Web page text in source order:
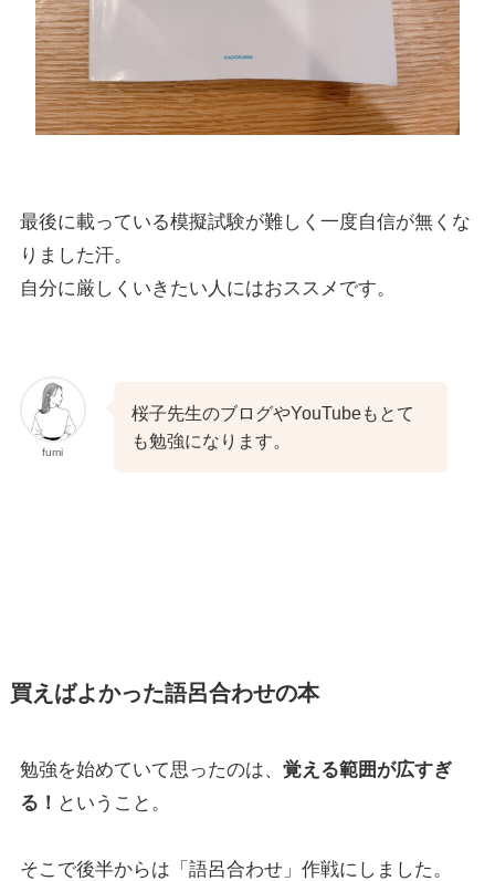
最後に載っている模擬試験が難しく一度自信が無くな
りました汗。
自分に厳しくいきたい人にはおススメです。
fumi
桜子先生のブログやYouTubeもとて
も勉強になります。
買えばよかった語呂合わせの本
勉強を始めていて思ったのは、 覚える範囲が広すぎ
る！ ということ。
そこで後半からは「語呂合わせ」作戦にしました。